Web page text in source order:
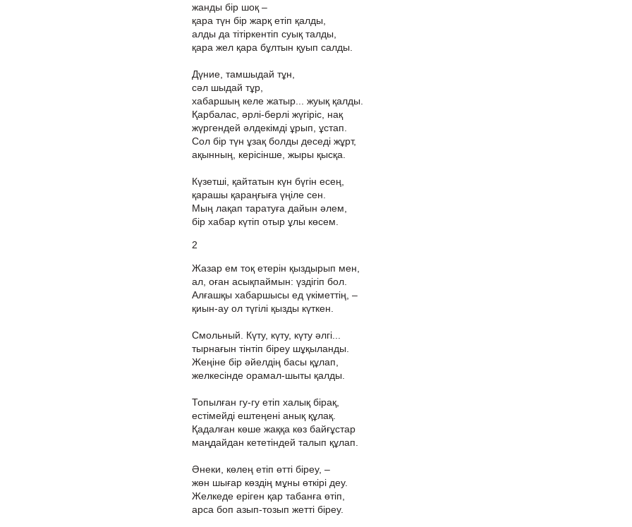
жанды бір шоқ –
қара түн бір жарқ етіп қалды,
алды да тітіркентіп суық талды,
қара жел қара бұлтын қуып салды.
Дүние, тамшыдай тұн,
сәл шыдай тұр,
хабаршың келе жатыр... жуық қалды.
Қарбалас, әрлі-берлі жүгіріс, нақ
жүргендей әлдекімді ұрып, ұстап.
Сол бір түн ұзақ болды деседі жұрт,
ақынның, керісінше, жыры қысқа.
Күзетші, қайтатын күн бүгін есең,
қарашы қараңғыға үңіле сен.
Мың лақап таратуға дайын әлем,
бір хабар күтіп отыр ұлы көсем.
2
Жазар ем тоқ етерін қыздырып мен,
ал, оған асықпаймын: үздігіп бол.
Алғашқы хабаршысы ед үкіметтің, –
қиын-ау ол түгілі қызды күткен.
Смольный. Күту, күту, күту әлгі...
тырнағын тінтіп біреу шұқыланды.
Жеңіне бір әйелдің басы құлап,
желкесінде орамал-шыты қалды.
Топылған гу-гу етіп халық бірақ,
естімейді ештеңені анық құлақ.
Қадалған көше жаққа көз байғұстар
маңдайдан кететіндей талып құлап.
Әнеки, көлең етіп өтті біреу, –
жөн шығар көздің мұны өткірі деу.
Желкеде еріген қар табанға өтіп,
арса боп азып-тозып жетті біреу.